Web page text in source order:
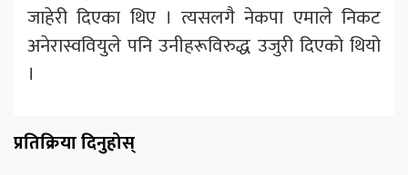
जाहेरी दिएका थिए । त्यसलगै नेकपा एमाले निकट
अनेरास्ववियुले पनि उनीहरूविरुद्ध उजुरी दिएको थियो
।
प्रतिक्रिया दिनुहोस्